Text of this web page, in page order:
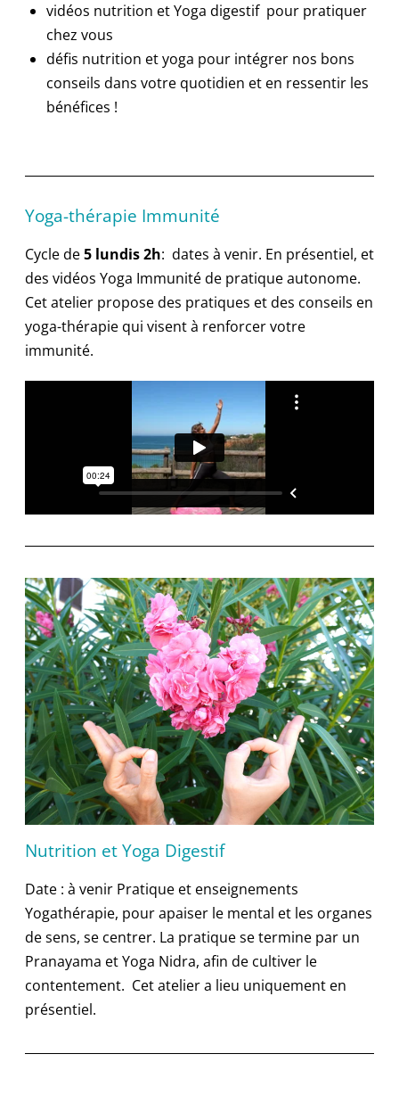
vidéos nutrition et Yoga digestif pour pratiquer
chez vous
défis nutrition et yoga pour intégrer nos bons
conseils dans votre quotidien et en ressentir les
bénéfices !
Yoga-thérapie Immunité
Cycle de5 lundis 2h: dates à venir. En présentiel, et
des vidéos Yoga Immunité de pratique autonome.
Cet atelier propose des pratiques et des conseils en
yoga-thérapie qui visent à renforcer votre
immunité.
Nutrition et Yoga Digestif
Date : à venir Pratique et enseignements
Yogathérapie, pour apaiser le mental et les organes
de sens, se centrer. La pratique se termine par un
Pranayama et Yoga Nidra, afin de cultiver le
contentement. Cet atelier a lieu uniquement en
présentiel.